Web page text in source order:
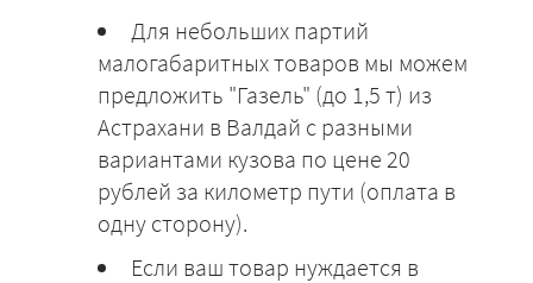
Для небольших партий
малогабаритных товаров мы можем
предложить "Газель" (до 1,5 т) из
Астрахани в Валдай с разными
вариантами кузова по цене 20
рублей за километр пути (оплата в
одну сторону).
Если ваш товар нуждается в